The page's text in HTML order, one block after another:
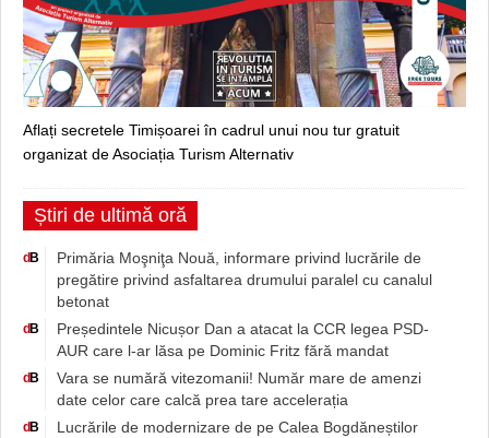
Aflați secretele Timișoarei în cadrul unui nou tur gratuit
organizat de Asociația Turism Alternativ
Știri de ultimă oră
dB
Primăria Moşniţa Nouă, informare privind lucrările de
pregătire privind asfaltarea drumului paralel cu canalul
betonat
dB
Președintele Nicușor Dan a atacat la CCR legea PSD-
AUR care l-ar lăsa pe Dominic Fritz fără mandat
dB
Vara se numără vitezomanii! Număr mare de amenzi
date celor care calcă prea tare accelerația
dB
Lucrările de modernizare de pe Calea Bogdăneștilor